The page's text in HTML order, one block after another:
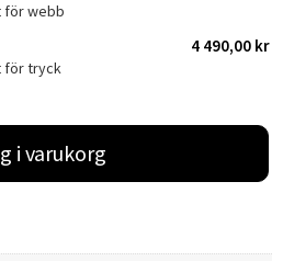
för webb
4 490,00 kr
för tryck
i varukorg